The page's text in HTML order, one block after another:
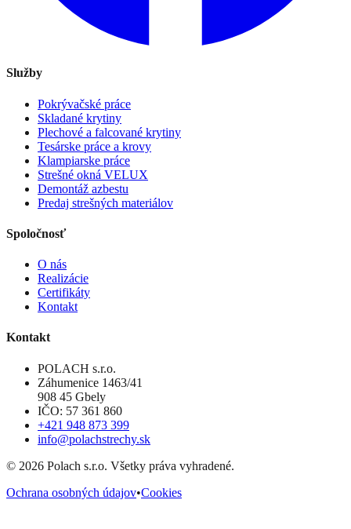
Služby
Pokrývačské práce
Skladané krytiny
Plechové a falcované krytiny
Tesárske práce a krovy
Klampiarske práce
Strešné okná VELUX
Demontáž azbestu
Predaj strešných materiálov
Spoločnosť
O nás
Realizácie
Certifikáty
Kontakt
Kontakt
POLACH s.r.o.
Záhumenice 1463/41
908 45 Gbely
IČO: 57 361 860
+421 948 873 399
info@polachstrechy.sk
© 2026 Polach s.r.o. Všetky práva vyhradené.
Ochrana osobných údajov•Cookies